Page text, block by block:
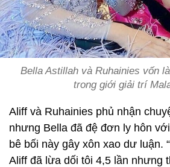
Bella Astillah và Ruhainies vốn
trong giới giải trí
Aliff và Ruhainies phủ nhận
nhưng Bella đã đệ đơn ly hôn
bê bối này gây xôn xao dư luận.
Aliff đã lừa dối tôi 4,5 lần nhưng